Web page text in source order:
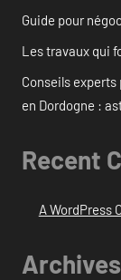
Guide pour
Les travaux qui
Conseils
en Dordogne :
Recent
A WordPress
Archives